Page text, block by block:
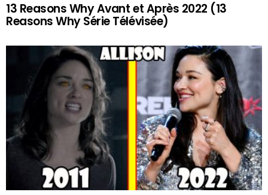
13 Reasons Why Avant et Après 2022 (13
Reasons Why Série Télévisée)